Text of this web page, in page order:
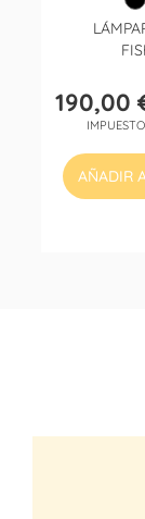
190,00
AÑADIR